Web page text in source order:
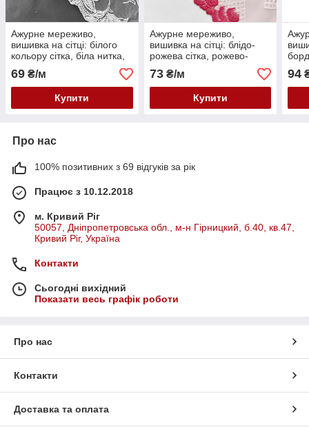
Ажурне мереживо,
вишивка на сітці: білого
кольору сітка, біла нитка,
ширина 16 см
69 ₴/м
Купити
Ажурне мереживо,
вишивка на сітці: блідо-
рожева сітка, рожево-
червоного і білого кольору
нитка, ширина 14,5 см
73₴/м
Купити
94
Про нас
100% позитивних з 69 відгуків за рік
Працює з 10.12.2018
м. Кривий Ріг
50057, Дніпропетровська обл., м-н Гірницкий, б.40, кв.47,
Кривий Ріг, Україна
Контакти
Сьогодні вихідний
Показати весь графік роботи
Про нас
Контакти
Доставка та оплата